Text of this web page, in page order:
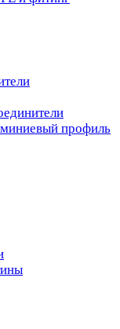
профиль